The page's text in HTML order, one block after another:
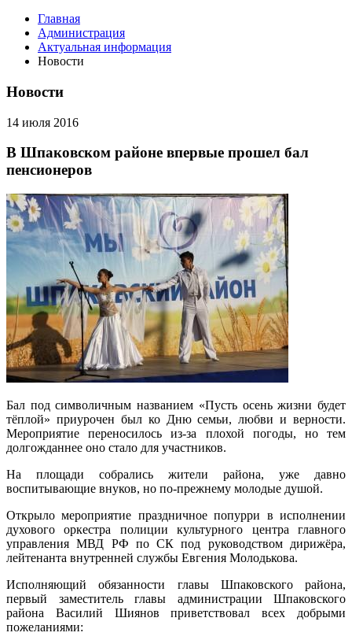
Главная
Администрация
Актуальная информация
Новости
Новости
14 июля 2016
В Шпаковском районе впервые прошел бал
пенсионеров
Бал под символичным названием «Пусть осень жизни будет
тёплой» приурочен был ко Дню семьи, любви и верности.
Мероприятие переносилось из-за плохой погоды, но тем
долгожданнее оно стало для участников.
На площади собрались жители района, уже давно
воспитывающие внуков, но по-прежнему молодые душой.
Открыло мероприятие праздничное попурри в исполнении
духового оркестра полиции культурного центра главного
управления МВД РФ по СК под руководством дирижёра,
лейтенанта внутренней службы Евгения Молодькова.
Исполняющий обязанности главы Шпаковского района,
первый заместитель главы администрации Шпаковского
района Василий Шиянов приветствовал всех добрыми
пожеланиями: